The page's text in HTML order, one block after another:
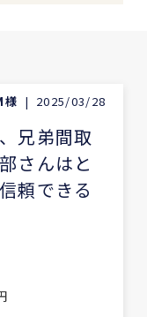
様 | 2025/03/28
兄弟間取
さんはと
頼できる